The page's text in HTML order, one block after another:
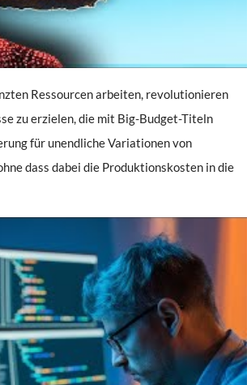
Ressourcen arbeiten, revolutionieren
zu erzielen, die mit Big-Budget-Titeln
für unendliche Variationen von
dass dabei die Produktionskosten in die